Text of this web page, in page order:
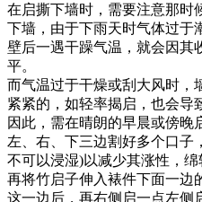
在启撕下墙时，需要注意那时
下墙，由于下雨天时气体过于
壁后一遇干躁气温，就会因其
平。
而气温过于干燥或刮大风时，
紧紧的，如轻率揭启，也会导
因此，需在晴朗的早晨或傍晚
左、右、下三边割好多个口子
不可以浸湿)以减少其涨性，绵
再将竹启子伸入裱件下面一边
这一边后，再右侧启一点左侧